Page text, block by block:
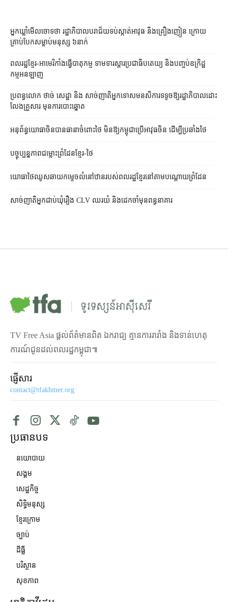
អ្នកឃ្លាំមើលចោទថា រដ្ឋាភិបាលបរាជ័យទប់ស្កាត់អាវុធ និងគ្រឿងញៀន ក្រោយ
គ្រាប់បែកសម្លាប់មនុស្ស ៦នាក់
ពលរដ្ឋខ្មែរ-អាមេរិកាំងធ្វើបាតុកម្ម ទាមទារស្ដារប្រជាធិបតេយ្យ និងបញ្ចប់ឧក្រិដ្ឋ
កម្មអនឡាញ
ប្រពន្ធ​លោក ថាច់ សេដ្ឋា និង សាច់ញាតិ​អ្នកទោស​មនសិការ​ទទូច​ឱ្យ​រដ្ឋាភិបាល​ដោះ
លែង​គ្រួសារ មុន​ការបោះឆ្នោត
អនុព័ន្ធយោធាចិនបានធានាចំពោះថៃ មិនឱ្យកម្ពុជាប្រើអាវុធចិន ដើម្បីប្រឆាំងថៃ
បច្ចុប្បន្នភាពជម្លោះព្រំដែនខ្មែរ-ថៃ
យោធាថៃឈូសឆាយកម្ទេចលំនៅឋានរបស់ពលរដ្ឋខ្មែរនៅតាមបណ្ដោយព្រំដែន
សាច់ញាតិអ្នកជាប់ឃុំរឿង CLV ឈរយំ និងដេកចាំមុនពន្ធនាគារ
TV Free Asia ផ្ដល់ព័ត៌មានពិត ឯករាជ្យ គ្មានការរារាំង និងទាន់ហេតុ
ការណ៍ជូនដល់ពលរដ្ឋកម្ពុជា៕
ផ្ញើសារ
contact@tfakhmer.org
ប្រធានបទ
នយោបាយ
សង្គម
សេដ្ឋកិច្ច
សិទ្ធិមនុស្ស
ខ្មែរក្រោម
ច្បាប់
ដីធ្លី
បរិស្ថាន
សុខភាព